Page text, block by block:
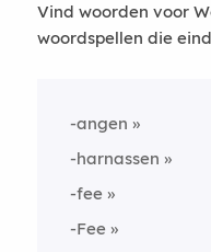
Vind woorden voor
woordspellen die
-angen
-harnassen
-fee
-Fee